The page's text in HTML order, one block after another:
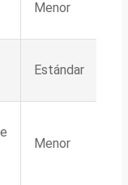
Menor
Estándar
Menor